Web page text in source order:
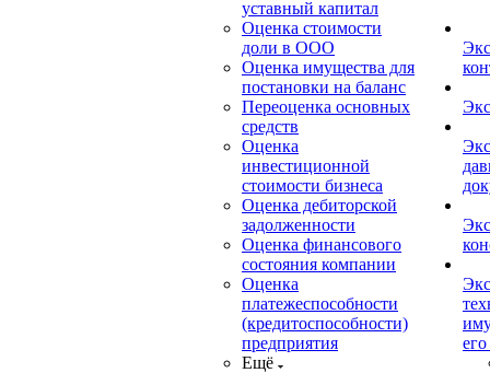
уставный капитал
Оценка стоимости
доли в ООО
Оценка имущества для
постановки на баланс
Переоценка основных
средств
Оценка
инвестиционной
стоимости бизнеса
Оценка дебиторской
задолженности
Оценка финансового
состояния компании
Оценка
платежеспособности
(кредитоспособности)
предприятия
Ещё